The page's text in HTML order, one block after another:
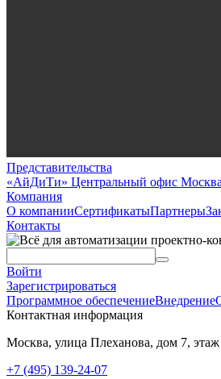
Представительства
«АйДиТи» Центральный офис Москва
Компания
О компанииСертификатыПартнеры
Контакты
Войти
Зарегистрироваться
Программное обеспечениеВнедрение
Контактная информация
Москва, улица Плеханова, дом 7, этаж
+7 (495) 139-24-07